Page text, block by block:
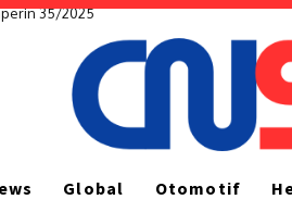
35/2025
Global Otomotif